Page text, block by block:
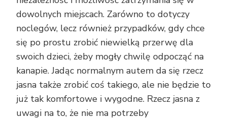
dowolnych miejscach. Zarówno to dotyczy
noclegów, lecz również przypadków, gdy chce
się po prostu zrobić niewielką przerwę dla
swoich dzieci, żeby mogły chwilę odpocząć na
kanapie. Jadąc normalnym autem da się rzecz
jasna także zrobić coś takiego, ale nie będzie to
już tak komfortowe i wygodne. Rzecz jasna z
uwagi na to, że nie ma potrzeby